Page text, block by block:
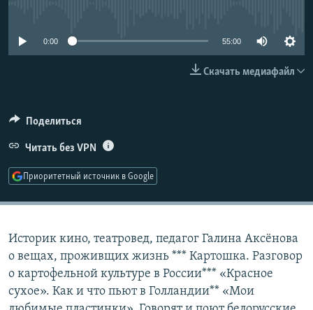
ПОДПИШИТЕСЬ НА РАССЫЛКУ
Все сайты РСЕ/РС
0:00 55:00
Скачать медиафайл
Поделиться
Читать без VPN
Приоритетный источник в Google
Историк кино, театровед, педагог Галина Аксёнова
о вещах, проживщих жизнь *** Картошка. Разговор
о картофельной культуре в России*** «Красное
сухое». Как и что пьют в Голландии** «Мои